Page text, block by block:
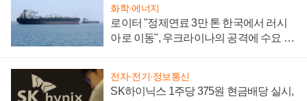
화학·에너지
로이터 "정제연료 3만 톤 한국에서 러시
아로 이동", 우크라이나의 공격에 수요 늘
전자·전기·정보통신
SK하이닉스 1주당 375원 현금배당 실시,